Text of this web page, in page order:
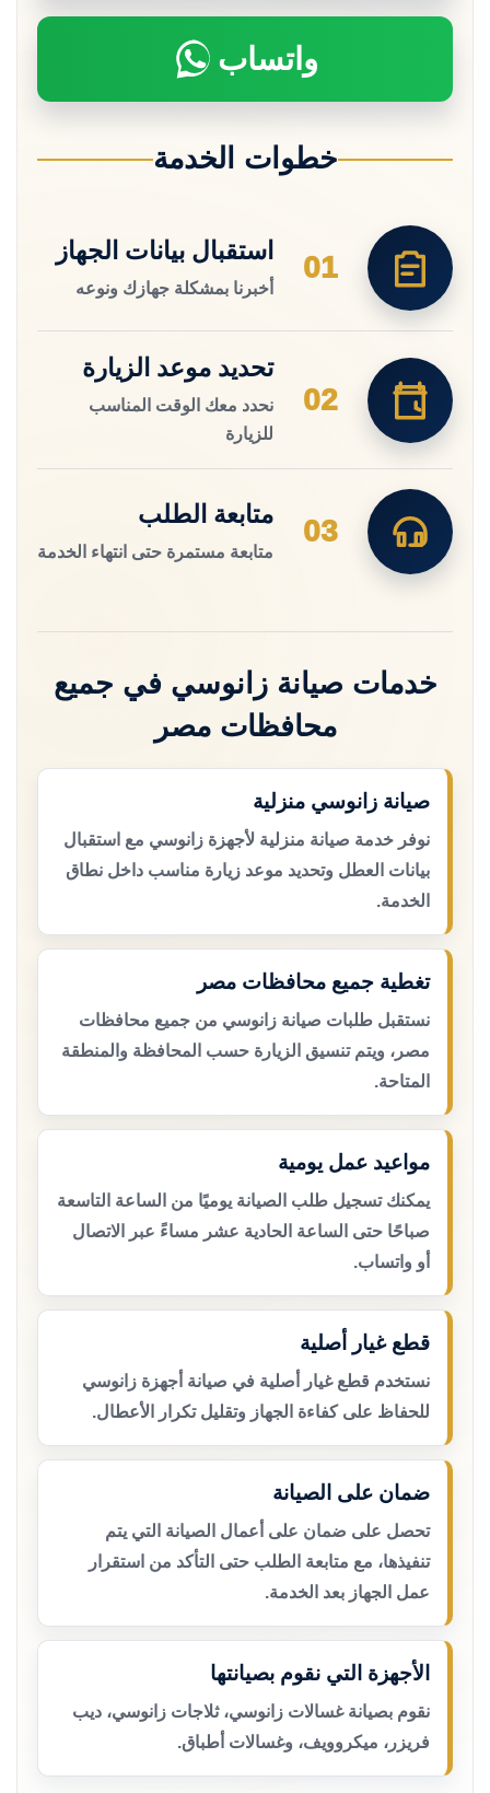
واتساب
خطوات الخدمة
01
استقبال بيانات الجهاز
أخبرنا بمشكلة جهازك ونوعه
02
تحديد موعد الزيارة
نحدد معك الوقت المناسب
للزيارة
03
متابعة الطلب
متابعة مستمرة حتى انتهاء الخدمة
خدمات صيانة زانوسي في جميع
محافظات مصر
صيانة زانوسي منزلية
نوفر خدمة صيانة منزلية لأجهزة زانوسي مع استقبال
بيانات العطل وتحديد موعد زيارة مناسب داخل نطاق
الخدمة.
تغطية جميع محافظات مصر
نستقبل طلبات صيانة زانوسي من جميع محافظات
مصر، ويتم تنسيق الزيارة حسب المحافظة والمنطقة
المتاحة.
مواعيد عمل يومية
يمكنك تسجيل طلب الصيانة يوميًا من الساعة التاسعة
صباحًا حتى الساعة الحادية عشر مساءً عبر الاتصال
أو واتساب.
قطع غيار أصلية
نستخدم قطع غيار أصلية في صيانة أجهزة زانوسي
للحفاظ على كفاءة الجهاز وتقليل تكرار الأعطال.
ضمان على الصيانة
تحصل على ضمان على أعمال الصيانة التي يتم
تنفيذها، مع متابعة الطلب حتى التأكد من استقرار
عمل الجهاز بعد الخدمة.
الأجهزة التي نقوم بصيانتها
نقوم بصيانة غسالات زانوسي، ثلاجات زانوسي، ديب
فريزر، ميكروويف، وغسالات أطباق.